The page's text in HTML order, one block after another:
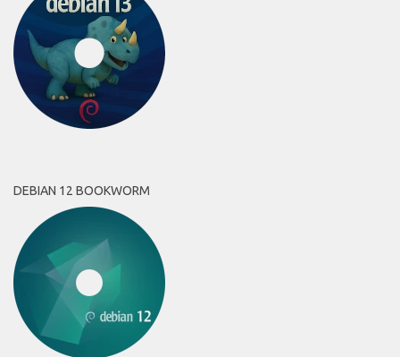
DEBIAN 12 BOOKWORM